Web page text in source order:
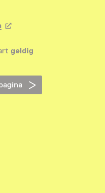
Opent in een nieuw tabblad
geldig